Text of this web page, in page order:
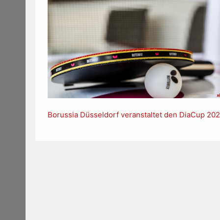
Borussia Düsseldorf veranstaltet den DiaCup